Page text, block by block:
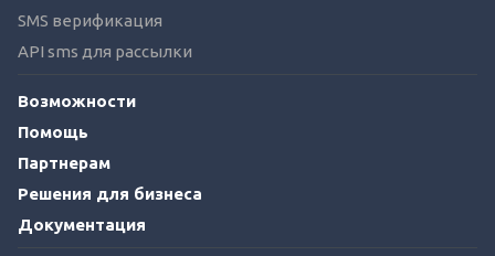
SMS верификация
API sms для рассылки
Возможности
Помощь
Партнерам
Решения для бизнеса
Документация